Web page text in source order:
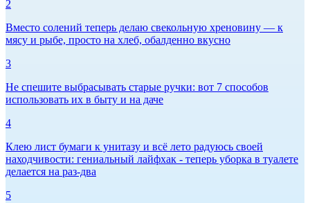
2
Вместо солений теперь делаю свекольную хреновину — к
мясу и рыбе, просто на хлеб, обалденно вкусно
3
Не спешите выбрасывать старые ручки: вот 7 способов
использовать их в быту и на даче
4
Клею лист бумаги к унитазу и всё лето радуюсь своей
находчивости: гениальный лайфхак - теперь уборка в туалете
делается на раз-два
5